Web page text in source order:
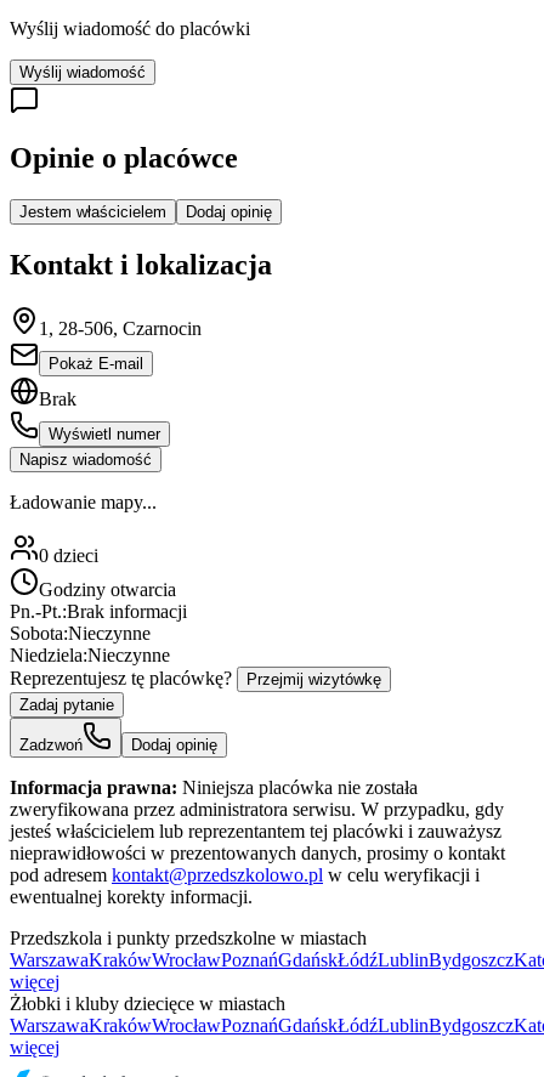
Wyślij wiadomość do placówki
Wyślij wiadomość
Opinie o placówce
Jestem właścicielem Dodaj opinię
Kontakt i lokalizacja
1, 28-506, Czarnocin
Pokaż E-mail
Brak
Wyświetl numer
Napisz wiadomość
Ładowanie mapy...
0 dzieci
Godziny otwarcia
Pn.-Pt.:Brak informacji
Sobota:Nieczynne
Niedziela:Nieczynne
Reprezentujesz tę placówkę?
Przejmij wizytówkę
Zadaj pytanie
Zadzwoń Dodaj opinię
Informacja prawna: Niniejsza placówka nie została
zweryfikowana przez administratora serwisu. W przypadku, gdy
jesteś właścicielem lub reprezentantem tej placówki i zauważysz
nieprawidłowości w prezentowanych danych, prosimy o kontakt
pod adresem kontakt@przedszkolowo.pl w celu weryfikacji i
ewentualnej korekty informacji.
Przedszkola i punkty przedszkolne w miastach
WarszawaKrakówWrocławPoznańGdańskŁódźLublinBydgoszcz
więcej
Żłobki i kluby dziecięce w miastach
WarszawaKrakówWrocławPoznańGdańskŁódźLublinBydgoszcz
więcej